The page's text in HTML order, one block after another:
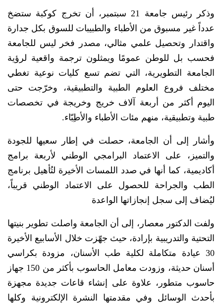
وذكر رئيس جامعة 21 سبتمبر، أن تخرج كوكبة ستضخ
عدداً غير مسبوق من الأطباء والطبيبات للسوق بكل جدارة
واقتدار وتحصيل علمي مثالي، مصدر فخر ليس للجامعة
فحسب بل للوطن عمومًا ويمثلون ترجمة واقعية لرؤية
الجامعة التطويرية، التي تضم تسع كليات نوعية تغطي
مختلف فروع العلوم الطبية والتطبيقية، وخرّجت حتى
اليوم أكثر من أربعة آلاف خريج وخريجة في تخصصات
طبية وتطبيقية، منهم مئات الأطباء والأطِبّاء.
وأشار إلى أن الجامعة، حصلت في إطار سعيها للجودة
والتميز، على الاعتماد البرامجي الوطني لأربعة برامج
أكاديمية، كما أنها في صدد اللمسات الأخيرة لتُأهيل برنامج
الطب والجراحة للحصول على الاعتماد الوطني قريباً،
ليُضاف إلى سجل إنجازاتها الواعدة
ولفت الدكتور معصار، إلى أن الجامعة واصلت تطوير بنيتها
التحتية والتدريبية بإرادة، حيث جهّزت خلال الأسابيع الأخيرة
30 عيادة متكاملة لكلية طب الأسنان، مزودة بكراسي
أسنان حديثة، وزودت معامل الحاسوب بأكثر من 150 جهاز
حاسوب متطور، علاوة على إنشاء قاعات جديدة مجهزة
بأحدث الوسائل وفي مقدمتها النشرة الإلكترونية وكلها